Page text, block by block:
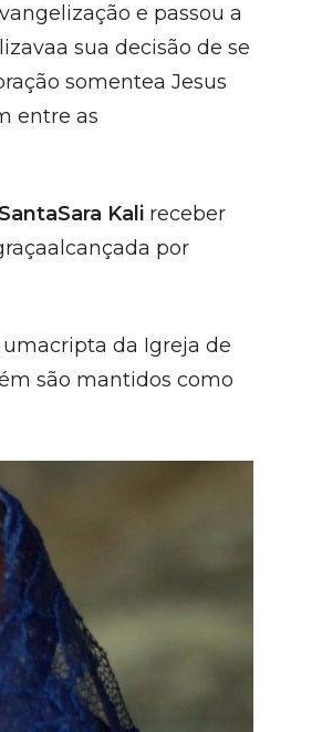
e passou a
sua decisão de se
somentea Jesus
entre as
Kali receber
por
da Igreja de
são mantidos como